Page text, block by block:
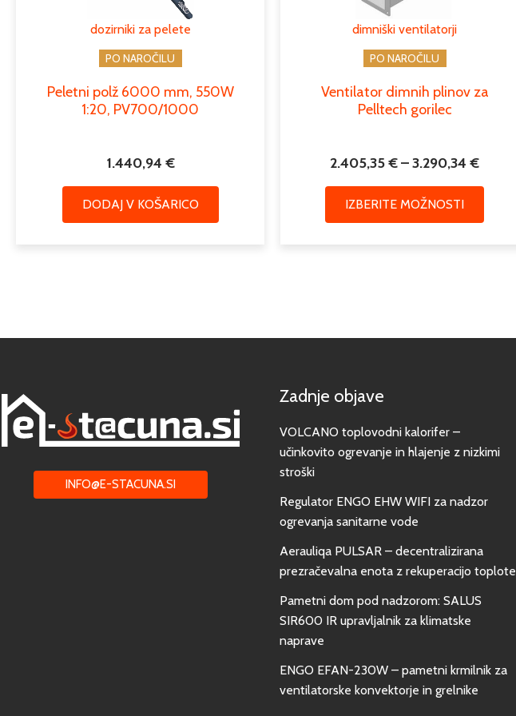
dozirniki za pelete
PO NAROČILU
Peletni polž 6000 mm, 550W
1:20, PV700/1000
1.440,94 €
DODAJ V KOŠARICO
dimniški ventilatorji
PO NAROČILU
Ventilator dimnih plinov za
Pelltech gorilec
2.405,35€–3.290,34 €
IZBERITE MOŽNOSTI
izdelka
INFO@E-STACUNA.SI
Zadnje objave
VOLCANO toplovodni kalorifer –
učinkovito ogrevanje in hlajenje z nizkimi
stroški
Regulator ENGO EHW WIFI za nadzor
ogrevanja sanitarne vode
Aerauliqa PULSAR – decentralizirana
prezračevalna enota z rekuperacijo toplote
Pametni dom pod nadzorom: SALUS
SIR600 IR upravljalnik za klimatske
naprave
ENGO EFAN-230W – pametni krmilnik za
ventilatorske konvektorje in grelnike